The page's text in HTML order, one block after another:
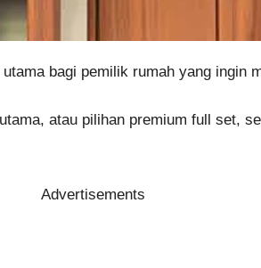
bagi pemilik rumah yang ingin
atau pilihan premium full set,
Advertisements